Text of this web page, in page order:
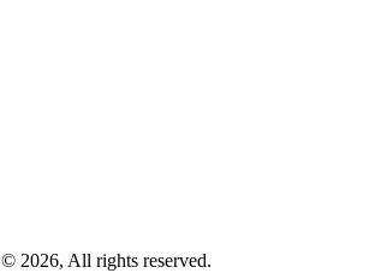
© 2026, All rights reserved.